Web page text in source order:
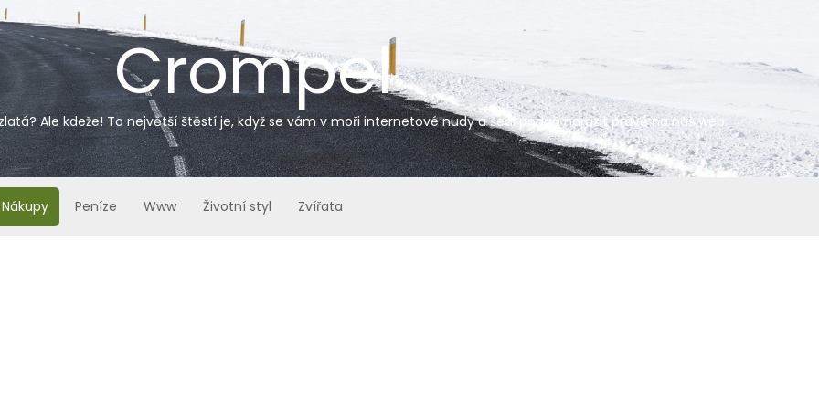
Crompel
Ale kdeže! To největší štěstí je, když se vám v moři internetové nudy a šedi podaří narazit právě na náš web.
Nákupy Peníze Www Životní styl Zvířata